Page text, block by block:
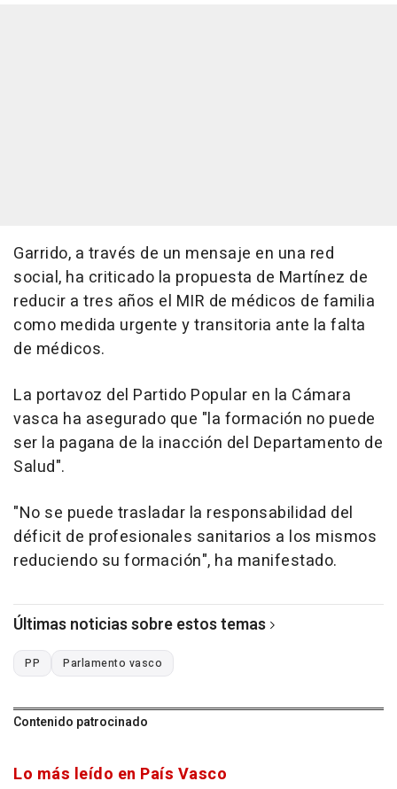
Garrido, a través de un mensaje en una red
social, ha criticado la propuesta de Martínez de
reducir a tres años el MIR de médicos de familia
como medida urgente y transitoria ante la falta
de médicos.
La portavoz del Partido Popular en la Cámara
vasca ha asegurado que "la formación no puede
ser la pagana de la inacción del Departamento de
Salud".
"No se puede trasladar la responsabilidad del
déficit de profesionales sanitarios a los mismos
reduciendo su formación", ha manifestado.
Últimas noticias sobre estos temas
PP Parlamento vasco
Contenido patrocinado
Lo más leído en País Vasco